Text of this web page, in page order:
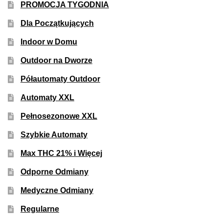
TOP 10 Indoor
TOP 10 Outdoor
Producenci Nasion
Fajki Wodne
Informacje
Blog
PROMOCJA TYGODNIA
Dla Początkujących
Indoor w Domu
Outdoor na Dworze
Półautomaty Outdoor
Automaty XXL
Pełnosezonowe XXL
Szybkie Automaty
Max THC 21% i Więcej
Odporne Odmiany
Medyczne Odmiany
Regularne